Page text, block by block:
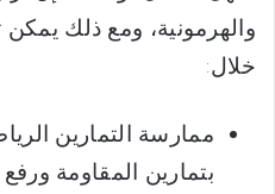
والهرمونية، ومع ذلك
خلال:
ممارسة التمارين
بتمارين المقاومة